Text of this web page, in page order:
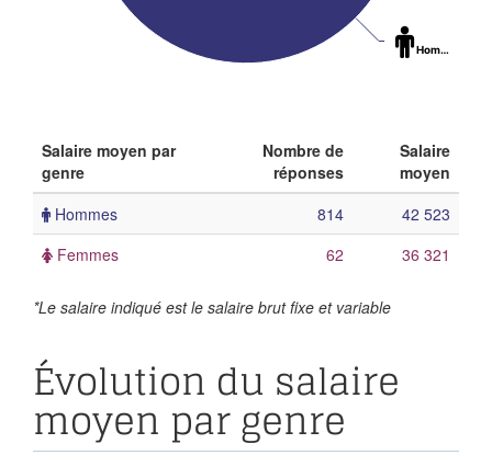
Hommes
Salaire moyen par
genre
Nombre de
réponses
Salaire
moyen
Hommes
814
42 523
Femmes
62 36 321
*Le salaire indiqué est le salaire brut fixe et variable
Évolution du salaire
moyen par genre